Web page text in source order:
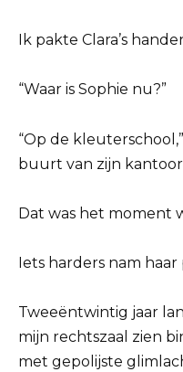
Ik pakte Clara’s
“Waar is Sophie nu?”
“Op de
buurt van zijn
Dat was het moment
Iets harders nam haar
Tweeëntwintig jaar
mijn rechtszaal zien
met gepolijste